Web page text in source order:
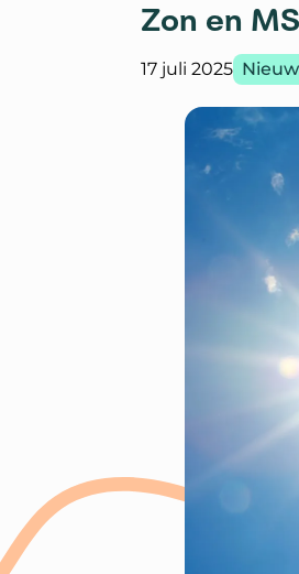
Zon en
Gepubliceerd op:
17 juli 2025